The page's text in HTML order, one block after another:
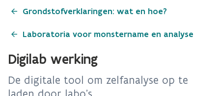
Grondstofverklaringen: wat en hoe?
Laboratoria voor monstername en analyse
Digilab werking
De digitale tool om zelfanalyse op te